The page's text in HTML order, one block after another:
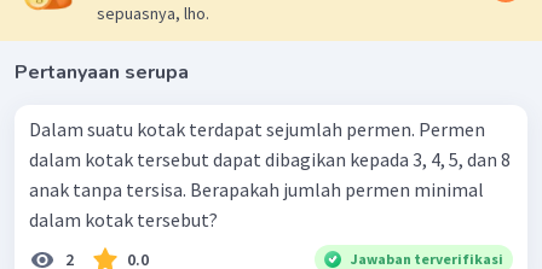
sepuasnya, lho.
Pertanyaan serupa
Dalam suatu kotak terdapat sejumlah permen. Permen
dalam kotak tersebut dapat dibagikan kepada 3, 4, 5, dan 8
anak tanpa tersisa. Berapakah jumlah permen minimal
dalam kotak tersebut?
2 0.0 Jawaban terverifikasi